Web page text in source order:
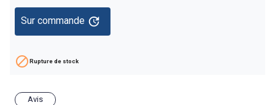
Sur commande update
Rupture de stock
Avis